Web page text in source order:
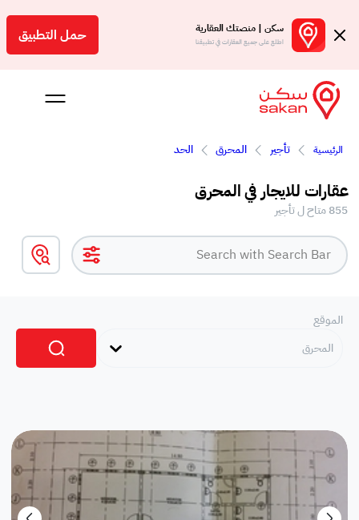
سكن | منصتك العقارية
اطلع على جميع العقارات في تطبيقنا حمل التطبيق
بالعمولة
الرئيسية تأجير المحرق الحد
عقارات للايجار في المحرق
855 متاح ل تأجير
الموقع
المحرق